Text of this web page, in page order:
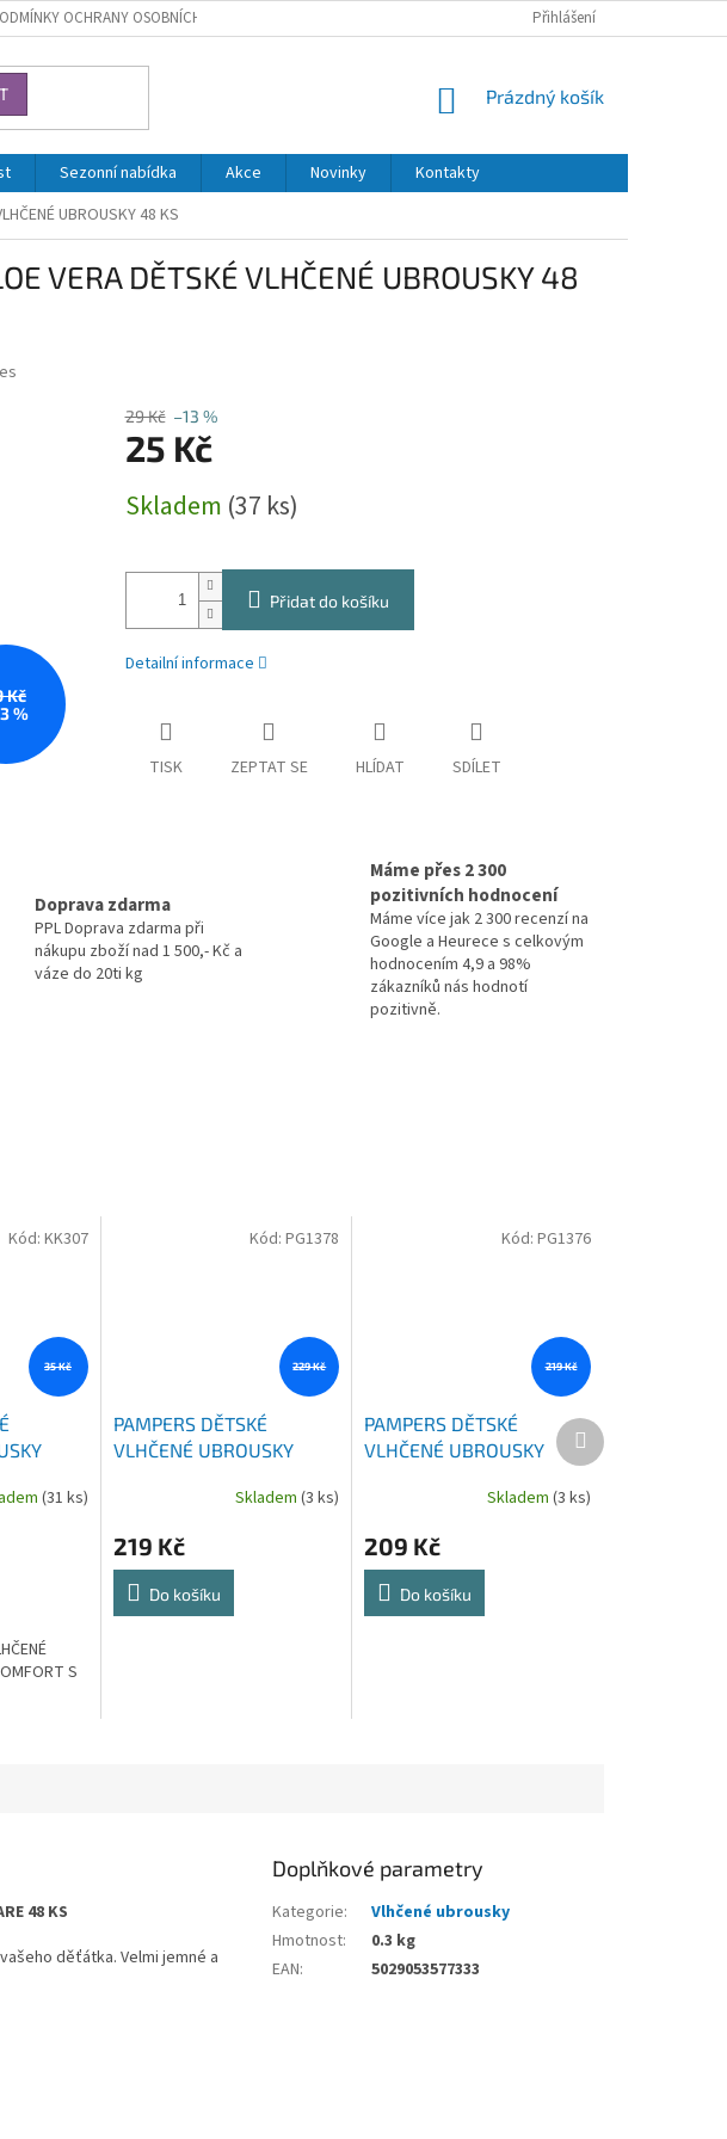
OCHRANY OSOBNÍCH ÚDAJŮ Přihlášení
NÁKUPNÍ
Prázdný košík
Sezonní nabídka Akce Novinky
Kontakty
UBROUSKY 48 KS
VERA DĚTSKÉ VLHČENÉ UBROUSKY 48
Kč
%
29 Kč –13 %
25 Kč
cena:
Skladem (37 ks)
Přidat do košíku
Detailní informace
TISK ZEPTAT SE HLÍDAT SDÍLET
Doprava zdarma
PPL Doprava zdarma při
nákupu zboží nad 1 500,- Kč a
váze do 20ti kg
Máme přes 2 300
pozitivních hodnocení
Máme více jak 2 300 recenzí na
Google a Heurece s celkovým
hodnocením 4,9 a 98%
zákazníků nás hodnotí
pozitivně.
35 Kč
(31 ks)
S
Kód: KK307
229 Kč
PAMPERS DĚTSKÉ
VLHČENÉ UBROUSKY
Skladem(3 ks)
219 Kč
Do košíku
Kód:PG1378
219 Kč
PAMPERS DĚTSKÉ
VLHČENÉ UBROUSKY
Skladem (3 ks)
209 Kč
Do košíku
Kód: PG1376
Další
produkt
48 KS
děťátka. Velmi jemné a
Doplňkové parametry
Kategorie:
Vlhčené ubrousky
Hmotnost:
0.3 kg
EAN: 5029053577333